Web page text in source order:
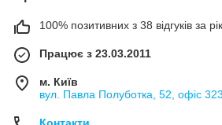
100% позитивних з 38 відгуків за рік
Працює з 23.03.2011
м. Київ
вул. Павла Полуботка, 52, офіс